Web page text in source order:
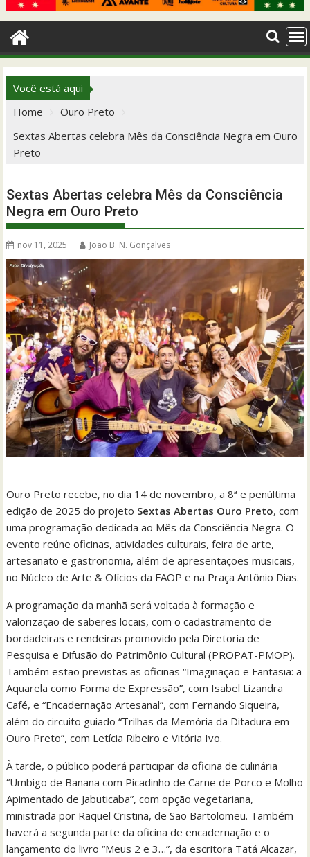
Você está aqui
Home
Ouro Preto
Sextas Abertas celebra Mês da Consciência Negra em Ouro
Preto
Sextas Abertas celebra Mês da Consciência
Negra em Ouro Preto
nov 11, 2025 João B. N. Gonçalves
Ouro Preto recebe, no dia 14 de novembro, a 8ª e penúltima
edição de 2025 do projeto Sextas Abertas Ouro Preto, com
uma programação dedicada ao Mês da Consciência Negra. O
evento reúne oficinas, atividades culturais, feira de arte,
artesanato e gastronomia, além de apresentações musicais,
no Núcleo de Arte & Ofícios da FAOP e na Praça Antônio Dias.
A programação da manhã será voltada à formação e
valorização de saberes locais, com o cadastramento de
bordadeiras e rendeiras promovido pela Diretoria de
Pesquisa e Difusão do Patrimônio Cultural (PROPAT-PMOP).
Também estão previstas as oficinas “Imaginação e Fantasia: a
Aquarela como Forma de Expressão”, com Isabel Lizandra
Café, e “Encadernação Artesanal”, com Fernando Siqueira,
além do circuito guiado “Trilhas da Memória da Ditadura em
Ouro Preto”, com Letícia Ribeiro e Vitória Ivo.
À tarde, o público poderá participar da oficina de culinária
“Umbigo de Banana com Picadinho de Carne de Porco e Molho
Apimentado de Jabuticaba”, com opção vegetariana,
ministrada por Raquel Cristina, de São Bartolomeu. Também
haverá a segunda parte da oficina de encadernação e o
lançamento do livro “Meus 2 e 3…”, da escritora Tatá Alcazar,